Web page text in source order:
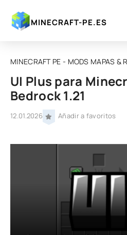
MINECRAFT-PE.ES
MINECRAFT PE - MODS MAPAS &
UI Plus para
Bedrock 1.21
12.01.2026 Añadir a favoritos